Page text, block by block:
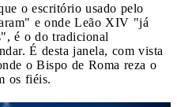
o escritório usado pelo
e onde Leão XIV "já
é o do tradicional
É desta janela, com vista
o Bispo de Roma reza o
os fiéis.